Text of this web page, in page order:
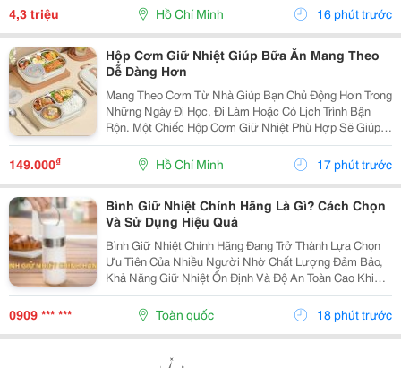
Nội Thất Sẵn: Giường+ Nệm, Máy Lạnh, Tủ Lạnh,...
4,3 triệu Hồ Chí Minh 16 phút trước
Hộp Cơm Giữ Nhiệt Giúp Bữa Ăn Mang Theo
Dễ Dàng Hơn
Mang Theo Cơm Từ Nhà Giúp Bạn Chủ Động Hơn Trong
Những Ngày Đi Học, Đi Làm Hoặc Có Lịch Trình Bận
Rộn. Một Chiếc Hộp Cơm Giữ Nhiệt Phù Hợp Sẽ Giúp
Các Món Ăn Được Sắp Xếp Ngăn Nắp, Thuận Tiện
Mang Theo Và Sử Dụng Trong Ngày. Lựa Chọn Số Ngăn
149.000₫ Hồ Chí Minh 17 phút trước
Bình Giữ Nhiệt Chính Hãng Là Gì? Cách Chọn
Và Sử Dụng Hiệu Quả
Bình Giữ Nhiệt Chính Hãng Đang Trở Thành Lựa Chọn
Ưu Tiên Của Nhiều Người Nhờ Chất Lượng Đảm Bảo,
Khả Năng Giữ Nhiệt Ổn Định Và Độ An Toàn Cao Khi
Sử Dụng. Trong Bài Viết Này, Hãy Cùng Tìm Hiểu Lý Do
Nên Chọn Bình Giữ Nhiệt Chính Hãng, Cách Nhận
0909 *** *** Toàn quốc 18 phút trước